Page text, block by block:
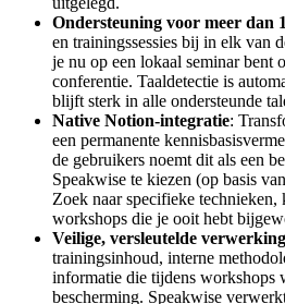
Ondersteuning voor meer dan
en trainingssessies bij in elk van
je nu op een lokaal seminar bent
conferentie. Taaldetectie is
blijft sterk in alle ondersteunde
Native Notion-integratie:
een permanente
de gebruikers noemt dit als een
Speakwise te kiezen (op basis
Zoek naar specifieke
workshops die je ooit hebt
Veilige, versleutelde verwerking
trainingsinhoud, interne
informatie die tijdens workshops
bescherming. Speakwise